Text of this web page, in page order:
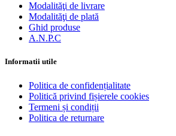
Modalităţi de livrare
Modalităţi de plată
Ghid produse
A.N.P.C
Informatii utile
Politica de confidențialitate
Politică privind fișierele cookies
Termeni și condiții
Politica de returnare